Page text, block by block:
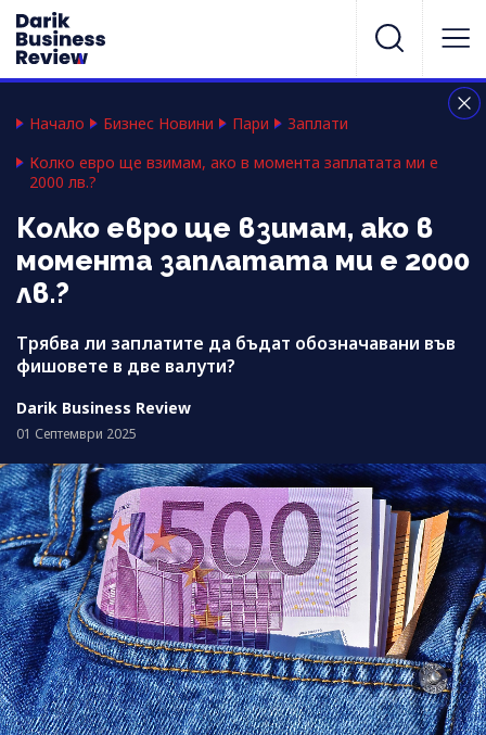
Начало Бизнес Новини Пари
Заплати
Колко евро ще взимам, ако в момента заплатата ми е
2000 лв.?
Колко евро ще взимам, ако в
момента заплатата ми е 2000
лв.?
Трябва ли заплатите да бъдат обозначавани във
фишовете в две валути?
Darik Business Review
01 Септември 2025